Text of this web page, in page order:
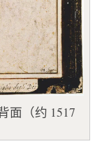
面（约 1517